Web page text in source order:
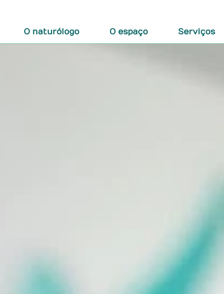
O naturólogo O espaço Serviços